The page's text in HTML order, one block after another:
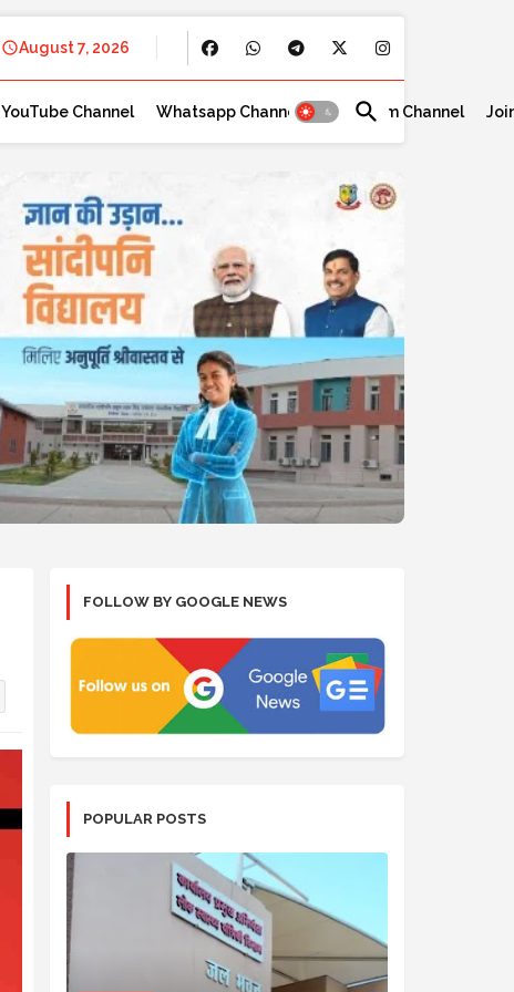
August 7, 2026
YouTube Channel Whatsapp Channel Telegram Channel
FOLLOW BY GOOGLE NEWS
POPULAR POSTS